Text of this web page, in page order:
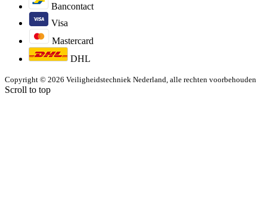
Bancontact
Visa
Mastercard
DHL
Copyright © 2026 Veiligheidstechniek Nederland, alle rechten voorbehouden
Scroll to top